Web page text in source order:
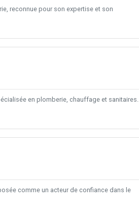
reconnue pour son expertise et son
en plomberie, chauffage et sanitaires.
comme un acteur de confiance dans le